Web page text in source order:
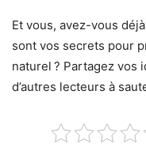
Et vous, avez-vous
sont vos secrets pour
naturel ? Partagez vos
d’autres lecteurs à